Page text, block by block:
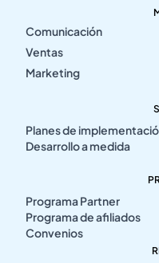
Comunicación
Ventas
Marketing
Planes de
Desarrollo a medida
Programa Partner
Programa de afiliados
Convenios